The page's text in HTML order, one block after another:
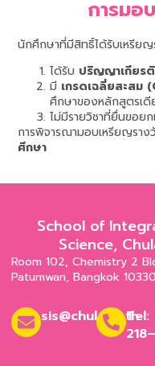
การมอ
นักศึกษาที่มีสิทธิ์ได้รับเหรี
ได้รับ ปริญญาเกียร
มี เกรดเฉลี่ยสะสม
ศึกษาของหลักสูตรเดี
ไม่มีรายวิชาที่ยื่นขอยก
การพิจารณามอบเหรียญราง
ศึกษา
School of
Science,
Room 102, Chemistry 2
Patumwan, Bangkok
sis@chula.ac.thTel: